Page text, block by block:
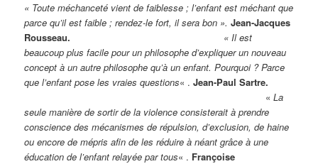
« Toute méchanceté vient de faiblesse ; l’enfant est méchant que
parce qu’il est faible ; rendez-le fort, il sera bon ».Jean-Jacques
Rousseau.
« Il est
beaucoup plus facile pour un philosophe d’expliquer un nouveau
concept à un autre philosophe qu’à un enfant. Pourquoi ? Parce
que l’enfant pose les vraies questions« .Jean-Paul Sartre.
«La
seule manière de sortir de la violence consisterait à prendre
conscience des mécanismes de répulsion, d’exclusion, de haine
ou encore de mépris afin de les réduire à néant grâce à une
éducation de l’enfant relayée par tous« . Françoise